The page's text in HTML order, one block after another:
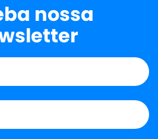
nossa